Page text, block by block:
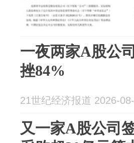
一夜两家A股公
挫84%
21世纪经济报道 2026-
又一家A股公司